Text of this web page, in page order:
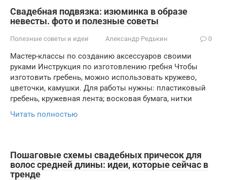
Свадебная подвязка: изюминка в образе
невесты. фото и полезные советы
Полезные советы и идеи Александр Редькин 0
Мастер-классы по созданию аксессуаров своими
руками Инструкция по изготовлению гребня Чтобы
изготовить гребень, можно использовать кружево,
цветочки, камушки. Для работы нужны: пластиковый
гребень, кружевная лента; восковая бумага, нитки
Читать полностью
Пошаговые схемы свадебных причесок для
волос средней длины: идеи, которые сейчас в
тренде